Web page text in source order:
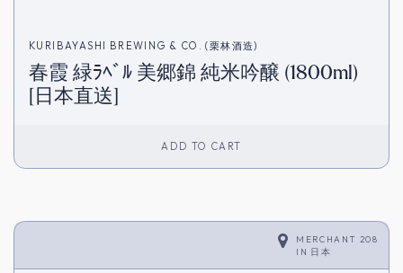
KURIBAYASHI BREWING & CO. (栗林酒造)
春霞 緑ﾗﾍﾞﾙ 美郷錦 純米吟醸 (1800ml)
[日本直送]
ADD TO CART
MERCHANT 208
IN 日本